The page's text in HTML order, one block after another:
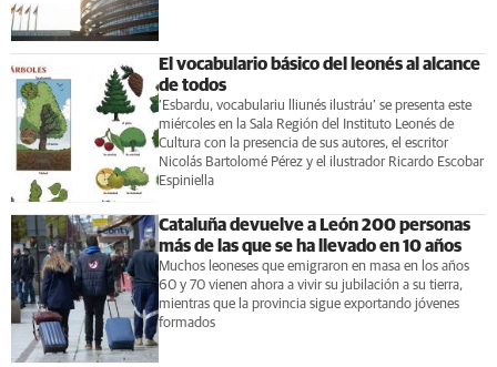
El vocabulario básico del leonés al alcance
de todos
‘Esbardu, vocabulariu lliunés ilustráu’ se presenta este
miércoles en la Sala Región del Instituto Leonés de
Cultura con la presencia de sus autores, el escritor
Nicolás Bartolomé Pérez y el ilustrador Ricardo Escobar
Espiniella
Cataluña devuelve a León 200 personas
más de las que se ha llevado en 10 años
Muchos leoneses que emigraron en masa en los años
60 y 70 vienen ahora a vivir su jubilación a su tierra,
mientras que la provincia sigue exportando jóvenes
formados